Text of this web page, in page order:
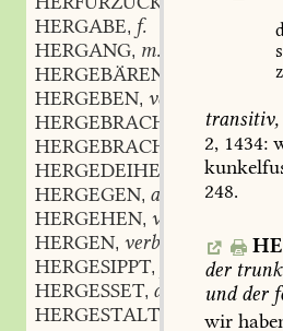
HERGABE, f.
HERGANG, m.
HERGEBÄREN
HERGEBEN, verb.
HERGEBRACHT
HERGEBRACHTERWEISE
HERGEDEIHEN
verb.
HERGEGEN, adv.
HERGEHEN, verb.
HERGEN, verb.
HERGESIPPT,
HERGESSET, adv.
HERGESTALTEN
verb.
transitiv,
2, 1434:
248.
der
undder
wir